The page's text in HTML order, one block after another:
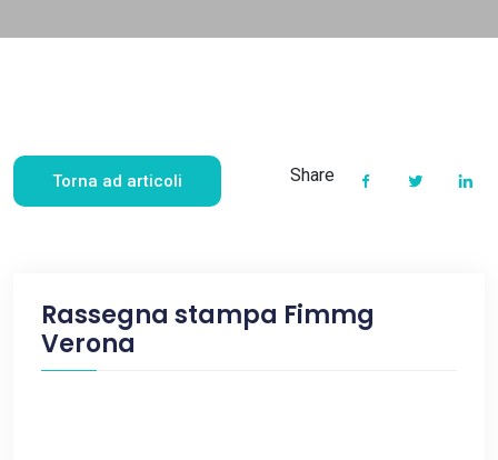
Torna ad articoli Share
Rassegna stampa Fimmg
Verona